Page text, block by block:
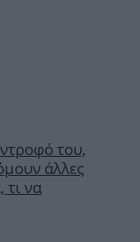
του,
άλλες
τι να